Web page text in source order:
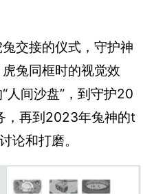
交接的仪式，守护神
兔同框时的视觉效
人间沙盘”，到守护20
，再到2023年兔神的t
论和打磨。